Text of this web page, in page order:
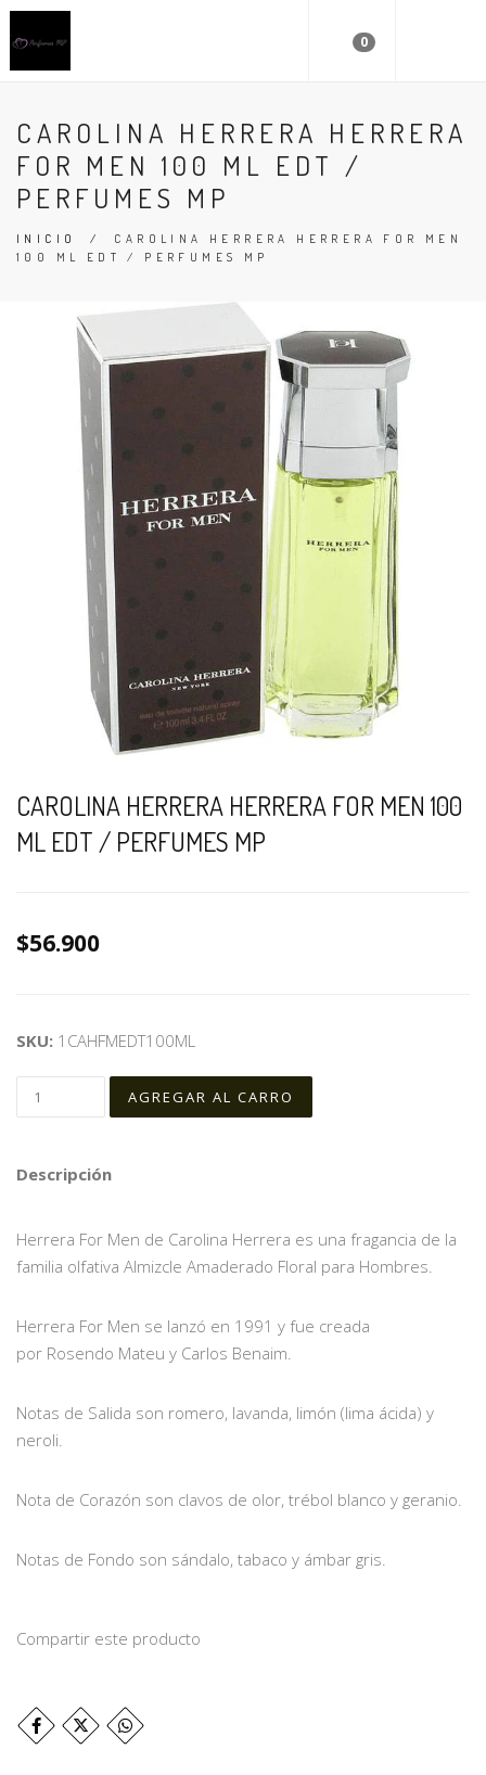
0
CAROLINA HERRERA HERRERA
FOR MEN 100 ML EDT /
PERFUMES MP
INICIO / CAROLINA HERRERA HERRERA FOR MEN
100 ML EDT / PERFUMES MP
CAROLINA HERRERA HERRERA FOR MEN 100
ML EDT / PERFUMES MP
$56.900
SKU: 1CAHFMEDT100ML
Descripción
Herrera For Men de Carolina Herrera es una fragancia de la
familia olfativa Almizcle Amaderado Floral para Hombres.
Herrera For Men se lanzó en 1991 y fue creada
por Rosendo Mateu y Carlos Benaim.
Notas de Salida son romero, lavanda, limón (lima ácida) y
neroli.
Nota de Corazón son clavos de olor, trébol blanco y geranio.
Notas de Fondo son sándalo, tabaco y ámbar gris.
Compartir este producto